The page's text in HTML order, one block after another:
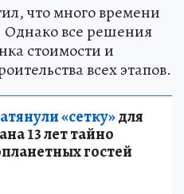
что много времени
Однако все решения
стоимости и
всех этапов.
«сетку»для
13 лет тайно
гостей